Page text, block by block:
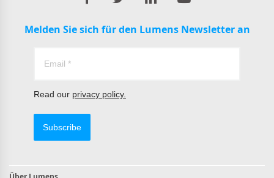
Melden Sie sich für den Lumens Newsletter an
Read our privacy policy.
Subscribe